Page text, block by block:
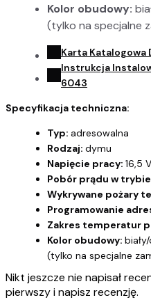
Kolor obudowy:
(tylko na specjalne
Karta Katalogowa
Instrukcja
6043
Specyfikacja techniczna:
Typ: adresowalna
Rodzaj: dymu
Napięcie pracy: 16,5
Pobór prądu w
Wykrywane pożary
Programowanie
Zakres temperatur
Kolor obudowy:
(tylko na specjalne
Nikt jeszcze nie napisał
pierwszy i napisz recenzję.